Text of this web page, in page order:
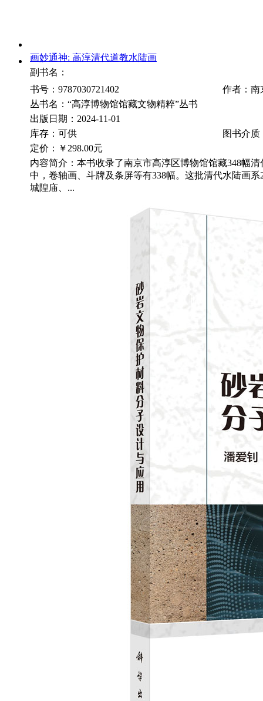
画妙通神: 高淳清代道教水陆画
副书名：
书号：9787030721402
作者：南
丛书名：“高淳博物馆馆藏文物精粹”丛书
出版日期：2024-11-01
库存：可供
图书介质
定价：
￥298.00元
内容简介：本书收录了南京市高淳区博物馆馆藏348幅
中，卷轴画、斗牌及条屏等有338幅。这批清代水陆画系
城隍庙、...